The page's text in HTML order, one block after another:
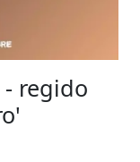
- regido